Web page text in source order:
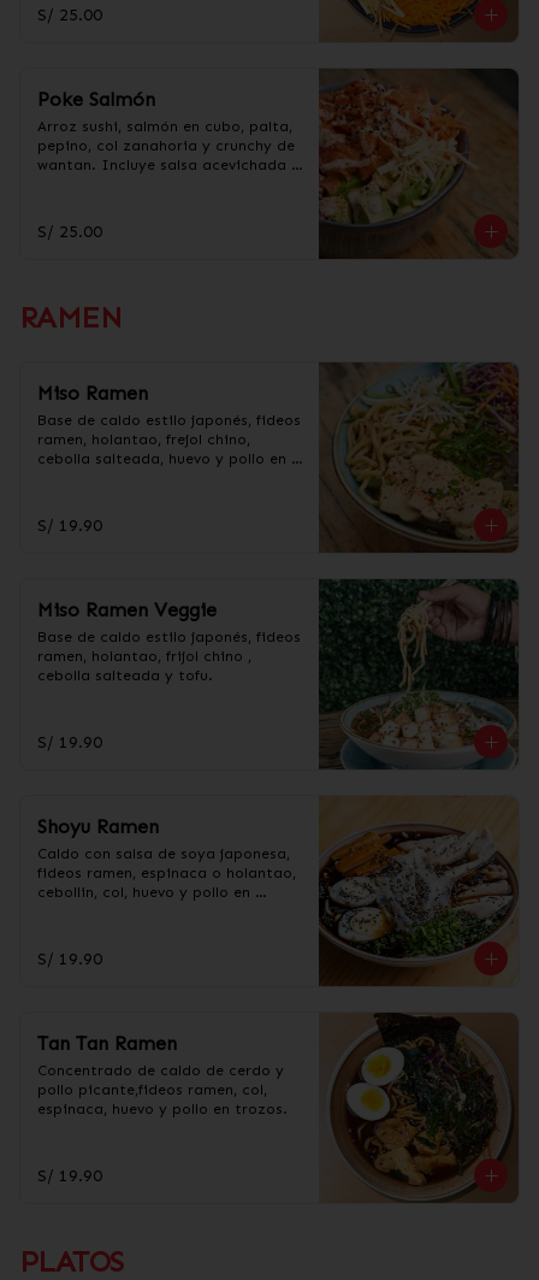
taré.
S/ 25.00
Poke Salmón
Arroz sushi, salmón en cubo, palta,
pepino, col zanahoria y crunchy de
wantan. Incluye salsa acevichada y
S/ 25.00
RAMEN
Miso Ramen
Base de caldo estilo japonés, fideos
ramen, holantao, frejol chino,
cebolla salteada, huevo y pollo en
S/ 19.90
Miso Ramen Veggie
Base de caldo estilo japonés, fideos
ramen, holantao, frijol chino ,
cebolla salteada y tofu.
S/ 19.90
Shoyu Ramen
Caldo con salsa de soya japonesa,
fideos ramen, espinaca o holantao,
cebollin, col, huevo y pollo en
S/ 19.90
Tan Tan Ramen
Concentrado de caldo de cerdo y
pollo picante,fideos ramen, col,
espinaca, huevo y pollo en trozos.
S/ 19.90
PLATOS